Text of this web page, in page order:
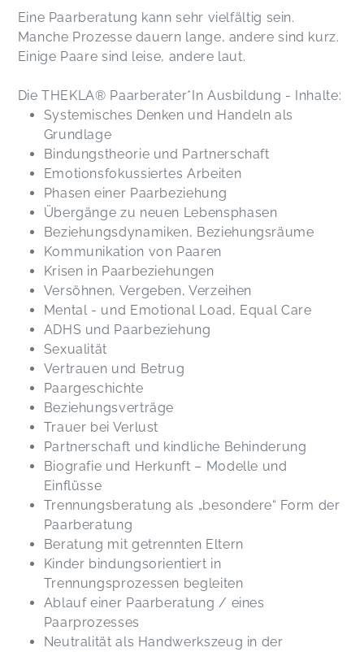
Eine Paarberatung kann sehr vielfältig sein.
Manche Prozesse dauern lange, andere sind kurz.
Einige Paare sind leise, andere laut.
Die THEKLA® Paarberater*In Ausbildung - Inhalte:
Systemisches Denken und Handeln als
Grundlage
Bindungstheorie und Partnerschaft
Emotionsfokussiertes Arbeiten
Phasen einer Paarbeziehung
Übergänge zu neuen Lebensphasen
Beziehungsdynamiken, Beziehungsräume
Kommunikation von Paaren
Krisen in Paarbeziehungen
Versöhnen, Vergeben, Verzeihen
Mental - und Emotional Load, Equal Care
ADHS und Paarbeziehung
Sexualität
Vertrauen und Betrug
Paargeschichte
Beziehungsverträge
Trauer bei Verlust
Partnerschaft und kindliche Behinderung
Biografie und Herkunft – Modelle und
Einflüsse
Trennungsberatung als „besondere“ Form der
Paarberatung
Beratung mit getrennten Eltern
Kinder bindungsorientiert in
Trennungsprozessen begleiten
Ablauf einer Paarberatung / eines
Paarprozesses
Neutralität als Handwerkszeug in der